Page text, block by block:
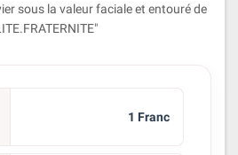
sous la valeur faciale et entouré de
1 Franc